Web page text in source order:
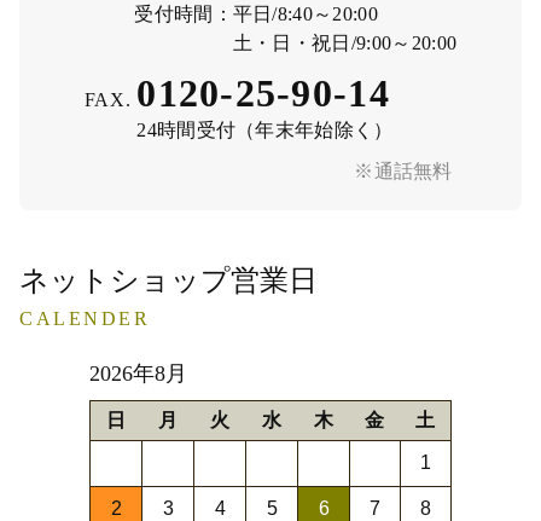
※通話無料
受付時間： 平日/8:40～20:00
土・日・祝日/9:00～20:00
FAX. 0120-25-90-14
24時間受付（年末年始除く）
ネットショップ営業日
CALENDER
2026年8月
日 月 火 水 木 金 土
1
2 3 4 5 6 7 8